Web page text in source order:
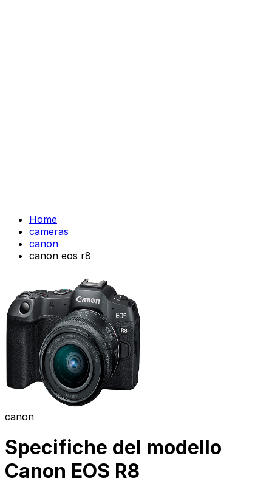
Home
cameras
canon
canon eos r8
canon
Specifiche del modello
Canon EOS R8